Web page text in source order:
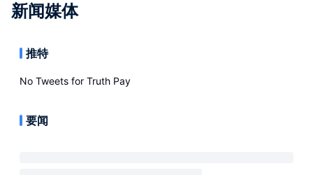
新闻媒体
推特
No Tweets for Truth Pay
要闻